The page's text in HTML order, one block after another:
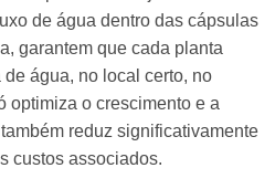
de água dentro das cápsulas
garantem que cada planta
água, no local certo, no
optimiza o crescimento e a
reduz significativamente
custos associados.